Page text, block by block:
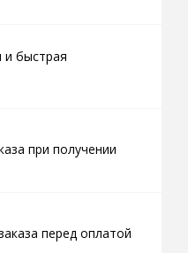
и быстрая
при получении
перед оплатой